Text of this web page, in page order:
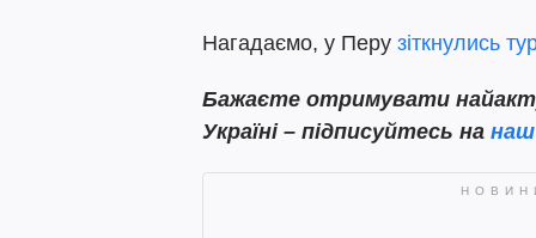
Нагадаємо, у Перу зіткнулись
Бажаєте отримувати
Україні – підписуйтесь на наш